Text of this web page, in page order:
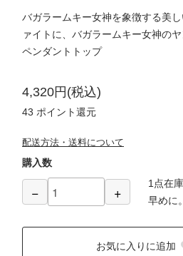
バガラームキー女神を象徴する美
ァイトに、バガラームキー女神の
ペンダントトップ
4,320円(税込)
43 ポイント還元
配送方法・送料について
購入数
− +
1点在
早めに。
お気に入りに追加